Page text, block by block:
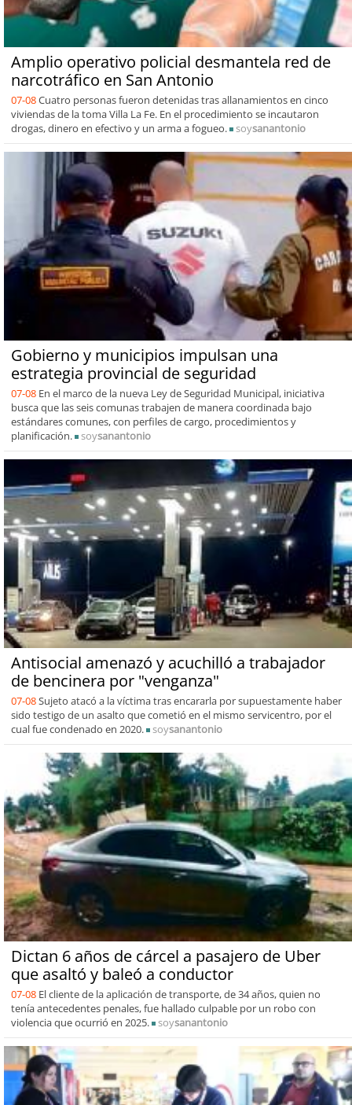
Amplio operativo policial desmantela red de
narcotráfico en San Antonio
07-08Cuatro personas fueron detenidas tras allanamientos en cinco
viviendas de la toma Villa La Fe. En el procedimiento se incautaron
drogas, dinero en efectivo y un arma a fogueo.
soysanantonio
Gobierno y municipios impulsan una
estrategia provincial de seguridad
07-08 En el marco de la nueva Ley de Seguridad Municipal, iniciativa
busca que las seis comunas trabajen de manera coordinada bajo
estándares comunes, con perfiles de cargo, procedimientos y
planificación.
soysanantonio
Antisocial amenazó y acuchilló a trabajador
de bencinera por "venganza"
07-08Sujeto atacó a la víctima tras encararla por supuestamente haber
sido testigo de un asalto que cometió en el mismo servicentro, por el
cual fue condenado en 2020.
soysanantonio
Dictan 6 años de cárcel a pasajero de Uber
que asaltó y baleó a conductor
07-08 El cliente de la aplicación de transporte, de 34 años, quien no
tenía antecedentes penales, fue hallado culpable por un robo con
violencia que ocurrió en 2025.
soysanantonio